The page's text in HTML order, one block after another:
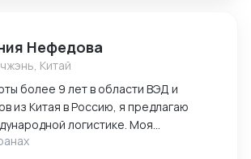
Нефедова
Китай
более 9 лет в области ВЭД и
из Китая в Россию, я предлагаю
логистике. Моя
эффективную и надежную